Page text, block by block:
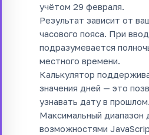
учётом 29 февраля.
Результат зависит от
часового пояса. При
подразумевается
местного времени.
Калькулятор
значения дней — это
узнавать дату в прошлом.
Максимальный диапазон
возможностями